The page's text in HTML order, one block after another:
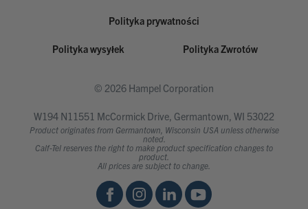
Polityka prywatności
Polityka wysyłek Polityka Zwrotów
© 2026 Hampel Corporation
W194 N11551 McCormick Drive, Germantown, WI 53022
Product originates from Germantown, Wisconsin USA unless otherwise
noted.
Calf-Tel reserves the right to make product specification changes to
product.
All prices are subject to change.